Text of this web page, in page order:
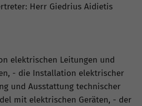
Herr Giedrius Aidietis
elektrischen Leitungen und
- die Installation elektrischer
und Ausstattung technischer
mit elektrischen Geräten, - der